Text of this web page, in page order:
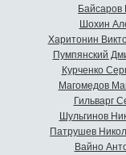
Байсаров
Шохин
Харитонин
Пумпянский
Курченко
Магомедов
Гильварг
Шульгинов
Патрушев
Вайно